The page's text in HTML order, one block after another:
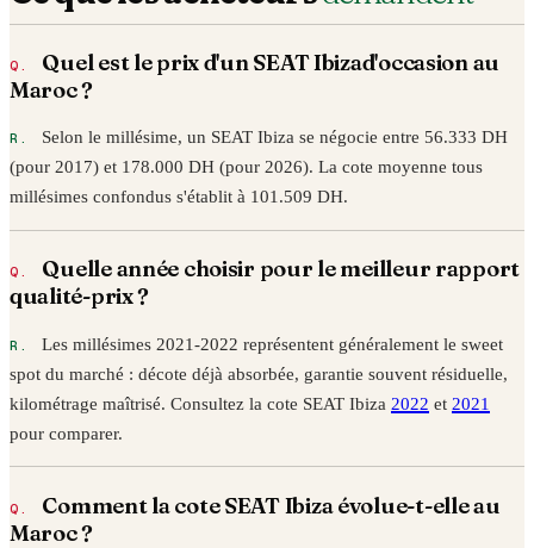
Quel est le prix d'unSEATIbizad'occasion au
Maroc ?
Selon le millésime, un SEAT Ibiza se négocie entre 56.333 DH
(pour 2017) et 178.000 DH (pour 2026). La cote moyenne tous
millésimes confondus s'établit à 101.509 DH.
Quelle année choisir pour le meilleur rapport
qualité-prix ?
Les millésimes 2021-2022 représentent généralement le sweet
spot du marché : décote déjà absorbée, garantie souvent résiduelle,
kilométrage maîtrisé. Consultez la cote SEAT Ibiza 2022 et 2021
pour comparer.
Comment la coteSEATIbizaévolue-t-elle au
Maroc ?